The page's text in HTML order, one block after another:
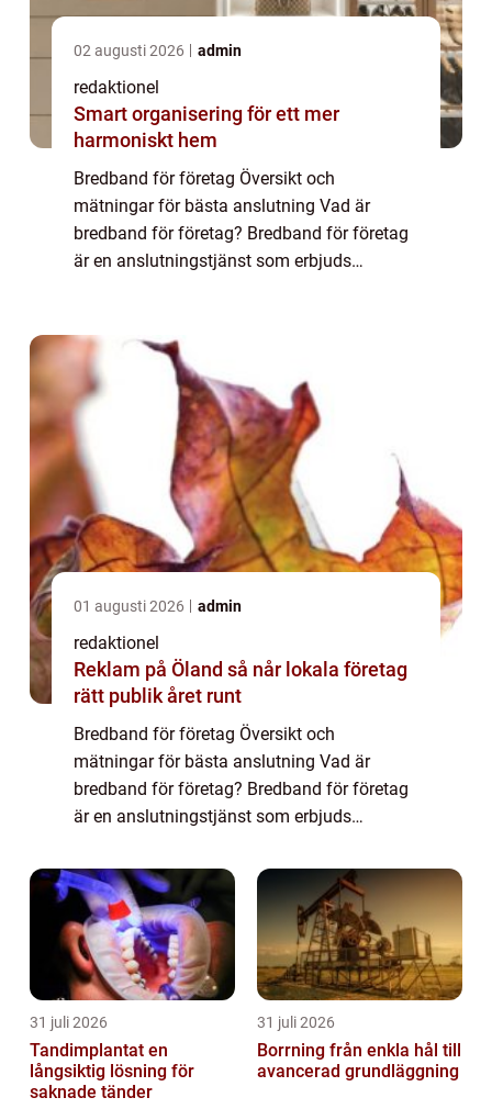
02 augusti 2026 admin
redaktionel
Smart organisering för ett mer
harmoniskt hem
Bredband för företag Översikt och
mätningar för bästa anslutning Vad är
bredband för företag? Bredband för företag
är en anslutningstjänst som erbjuds
som är a...
01 augusti 2026 admin
redaktionel
Reklam på Öland så når lokala företag
rätt publik året runt
Bredband för företag Översikt och
mätningar för bästa anslutning Vad är
bredband för företag? Bredband för företag
är en anslutningstjänst som erbjuds
ger en pålitlig och snabb internetanslutning
som är a...
31 juli 2026
Tandimplantat en
långsiktig lösning för
saknade tänder
31 juli 2026
Borrning från enkla hål till
avancerad grundläggning